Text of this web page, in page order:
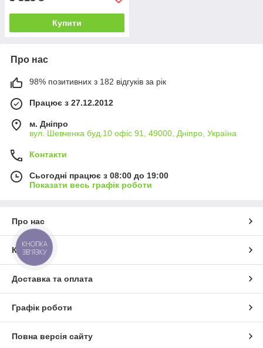
Купити
Про нас
98% позитивних з 182 відгуків за рік
Працює з 27.12.2012
м. Дніпро
вул. Шевченка буд.10 офіс 91, 49000, Дніпро, Україна
Контакти
Сьогодні працює з 08:00 до 19:00
Показати весь графік роботи
Про нас
Контакти
Доставка та оплата
Графік роботи
Повна версія сайту
КНОПКА
ЗВ'ЯЗКУ